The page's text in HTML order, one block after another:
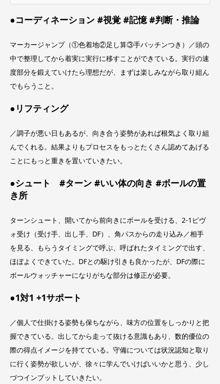
●コーディネーション #視覚 #記憶 #判断・推論
マーカージャンプ（①色着地②足し算③手パッチンつき）／頭の
中で整理してから着実に実行に移すことができている。実行の速
度部分を鍛えていけたら理想だが、まずは楽しみながら取り組ん
でもらうこと。
●リフティング
／調子が悪い日もあるが、向き合う姿勢があれば根気よく取り組
んでくれる。結果よりもプロセスをもっとたくさん認めてあげる
ことにもっと重きを置いていきたい。
●シュート #ターン #いい体の向き #ボールの置
き所
ターンシュート、開いてから前向きにボールを受ける、2‐1ピヴ
ォ受け（受け手、出し手、DF）、角パスからの走り込み／相手
を見る、もらうタイミングで呼ぶ、呼ばれたタイミングで出す、
ほぼよくできていた。DFとの駆け引きも良かったが、DFの際に
ボールウォッチャーになりがちな部分は修正が必要。
●1対1 +1サポート
／個人で仕掛ける姿勢も保ちながら、味方の位置をしっかりと把
握できている。出してから走って抜ける意識もあり、数的優位の
際の得点イメージを持てている。守備については状況認知と取り
に行く姿勢が欲しいが、徐々に学んでいけばいいかと思う、少し
づつインプットしていきたい。